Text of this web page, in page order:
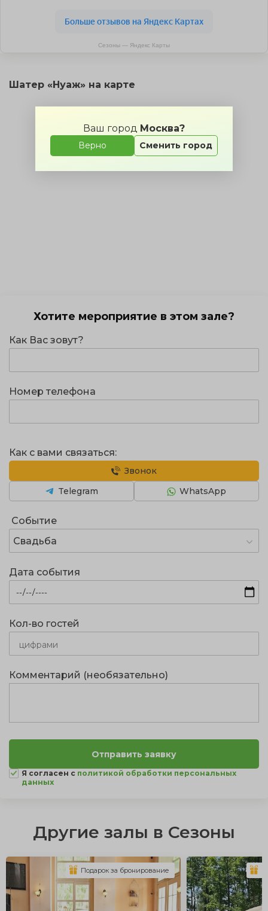
Ваш город Москва?
Верно Сменить город
Сезоны — Яндекс Карты
Шатер «Нуаж» на карте
Хотите мероприятие в этом зале?
Как Вас зовут?
Номер телефона
Событие
Свадьба
Дата события
Кол-во гостей
Как с вами связаться:
Звонок
WhatsApp
Telegram
Комментарий (необязательно)
Я согласен с политикой обработки персональных
данных
Другие залы в Сезоны
Подарок за бронирование